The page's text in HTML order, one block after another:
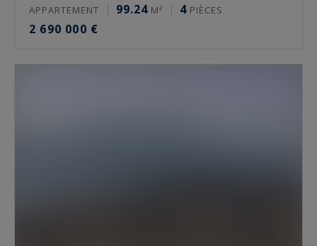
APPARTEMENT 99.24 M² 4 PIÈCES
2 690 000 €